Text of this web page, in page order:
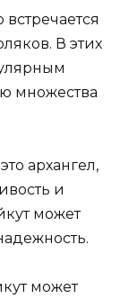
В этих
множества
архангел,
и
может
может